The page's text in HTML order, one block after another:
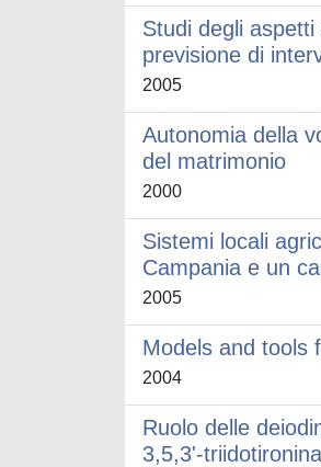
Studi degli
previsione di
2005
Autonomia della
del matrimonio
2000
Sistemi locali
Campania e un
2005
Models and tools
2004
Ruolo delle
3,5,3'-